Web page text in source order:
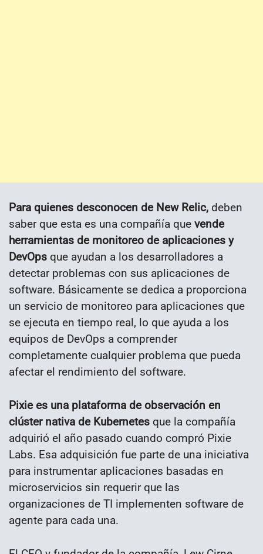
Para quienes desconocen de New Relic, deben
saber que esta es una compañía que vende
herramientas de monitoreo de aplicaciones y
DevOps que ayudan a los desarrolladores a
detectar problemas con sus aplicaciones de
software. Básicamente se dedica a proporciona
un servicio de monitoreo para aplicaciones que
se ejecuta en tiempo real, lo que ayuda a los
equipos de DevOps a comprender
completamente cualquier problema que pueda
afectar el rendimiento del software.
Pixie es una plataforma de observación en
clúster nativa de Kubernetes que la compañía
adquirió el año pasado cuando compró Pixie
Labs. Esa adquisición fue parte de una iniciativa
para instrumentar aplicaciones basadas en
microservicios sin requerir que las
organizaciones de TI implementen software de
agente para cada una.